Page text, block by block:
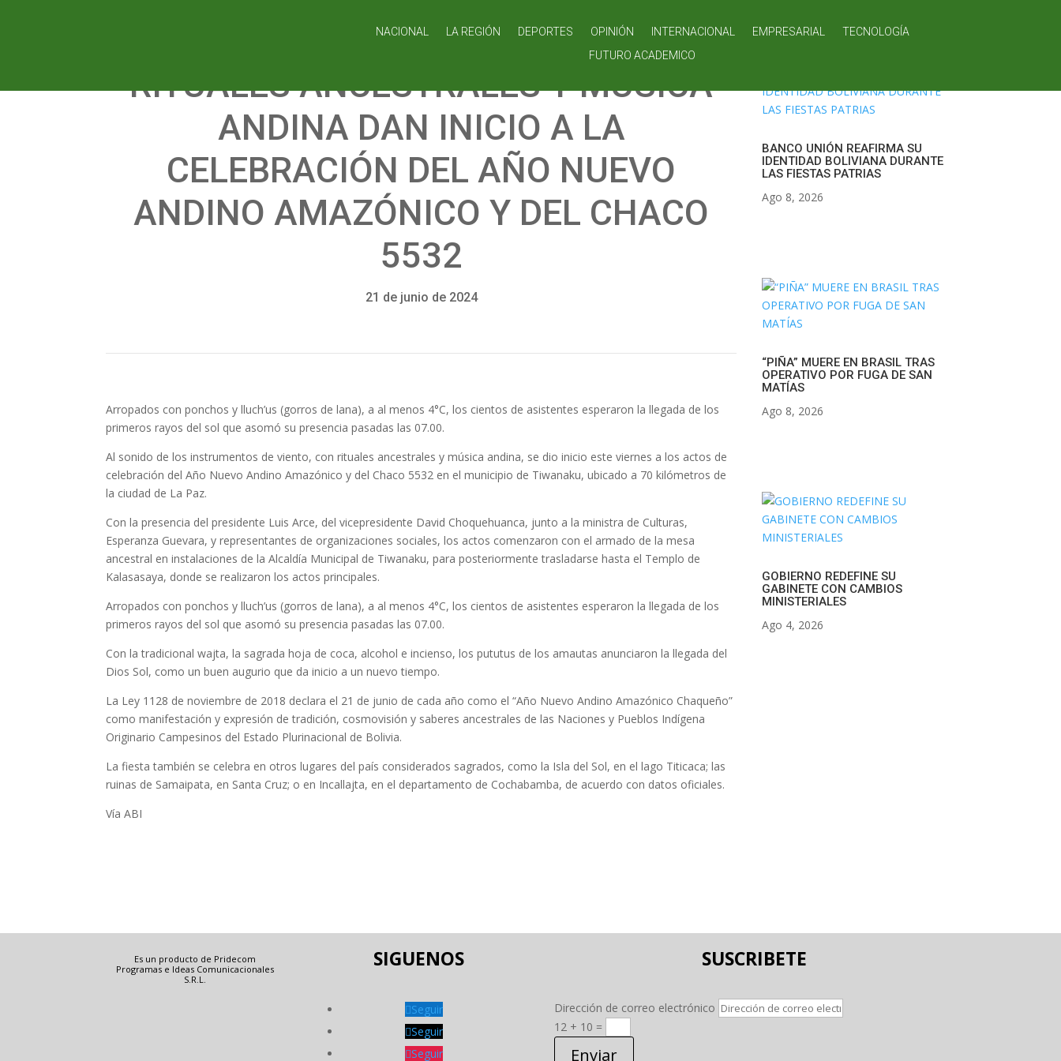
NACIONAL LA REGIÓN DEPORTES OPINIÓN INTERNACIONAL EMPRESARIAL
TECNOLOGÍA
FUTURO ACADEMICO
RITUALES ANCESTRALES Y MUSICA
ANDINA DAN INICIO A LA
CELEBRACIÓN DEL AÑO NUEVO
ANDINO AMAZÓNICO Y DEL CHACO
5532
21 de junio de 2024
Arropados con ponchos y lluch’us (gorros de lana), a al menos 4°C, los cientos de asistentes esperaron la llegada de los
primeros rayos del sol que asomó su presencia pasadas las 07.00.
Al sonido de los instrumentos de viento, con rituales ancestrales y música andina, se dio inicio este viernes a los actos de
celebración del Año Nuevo Andino Amazónico y del Chaco 5532 en el municipio de Tiwanaku, ubicado a 70 kilómetros de
la ciudad de La Paz.
Con la presencia del presidente Luis Arce, del vicepresidente David Choquehuanca, junto a la ministra de Culturas,
Esperanza Guevara, y representantes de organizaciones sociales, los actos comenzaron con el armado de la mesa
ancestral en instalaciones de la Alcaldía Municipal de Tiwanaku, para posteriormente trasladarse hasta el Templo de
Kalasasaya, donde se realizaron los actos principales.
Arropados con ponchos y lluch’us (gorros de lana), a al menos 4°C, los cientos de asistentes esperaron la llegada de los
primeros rayos del sol que asomó su presencia pasadas las 07.00.
Con la tradicional wajta, la sagrada hoja de coca, alcohol e incienso, los pututus de los amautas anunciaron la llegada del
Dios Sol, como un buen augurio que da inicio a un nuevo tiempo.
La Ley 1128 de noviembre de 2018 declara el 21 de junio de cada año como el “Año Nuevo Andino Amazónico Chaqueño”
como manifestación y expresión de tradición, cosmovisión y saberes ancestrales de las Naciones y Pueblos Indígena
Originario Campesinos del Estado Plurinacional de Bolivia.
La fiesta también se celebra en otros lugares del país considerados sagrados, como la Isla del Sol, en el lago Titicaca; las
ruinas de Samaipata, en Santa Cruz; o en Incallajta, en el departamento de Cochabamba, de acuerdo con datos oficiales.
Vía ABI
BANCO UNIÓN REAFIRMA SU
IDENTIDAD BOLIVIANA DURANTE
LAS FIESTAS PATRIAS
Ago 8, 2026
“PIÑA” MUERE EN BRASIL TRAS
OPERATIVO POR FUGA DE SAN
MATÍAS
Ago 8, 2026
GOBIERNO REDEFINE SU
GABINETE CON CAMBIOS
MINISTERIALES
Ago 4, 2026
Es un producto de Pridecom
Programas e Ideas Comunicacionales
S.R.L.
SIGUENOS
Seguir
Seguir
Seguir
SUSCRIBETE
Dirección de correo electrónico
12 + 10 =
Enviar